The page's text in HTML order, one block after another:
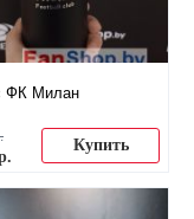
ФК Милан
Купить